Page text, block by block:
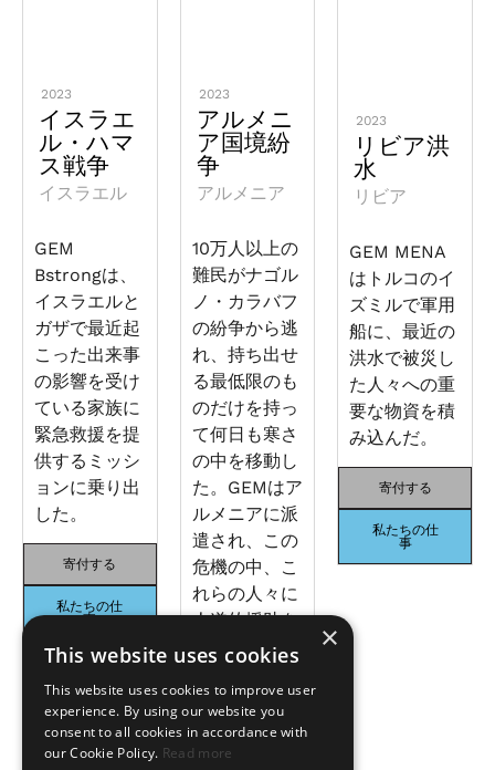
2023
イスラエ
ル・ハマ
ス戦争
イスラエル
GEM
Bstrongは、
イスラエルと
ガザで最近起
こった出来事
の影響を受け
ている家族に
緊急救援を提
供するミッシ
ョンに乗り出
した。
寄付する
私たちの仕
事
2023
アルメニ
ア国境紛
争
アルメニア
10万人以上の
難民がナゴル
ノ・カラバフ
の紛争から逃
れ、持ち出せ
る最低限のも
のだけを持っ
て何日も寒さ
の中を移動し
た。GEMはア
ルメニアに派
遣され、この
危機の中、こ
れらの人々に
人道的援助を
配給した。
寄付する
私たちの仕
2023
リビア洪
水
リビア
GEM MENA
はトルコのイ
ズミルで軍用
船に、最近の
洪水で被災し
た人々への重
要な物資を積
み込んだ。
寄付する
私たちの仕
事
×
This website uses cookies
This website uses cookies to improve user
experience. By using our website you
consent to all cookies in accordance with
our Cookie Policy. Read more